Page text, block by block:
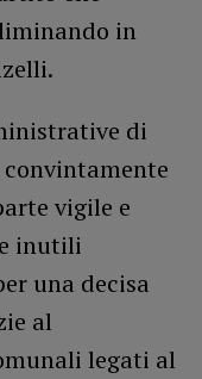
in
di
vigile e
inutili
una decisa
al
legati al